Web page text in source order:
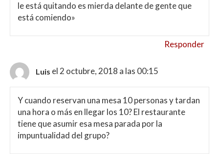
le está quitando es mierda delante de gente que
está comiendo»
Responder
Luis el 2 octubre, 2018 a las 00:15
Y cuando reservan una mesa 10 personas y tardan
una hora o más en llegar los 10? El restaurante
tiene que asumir esa mesa parada por la
impuntualidad del grupo?